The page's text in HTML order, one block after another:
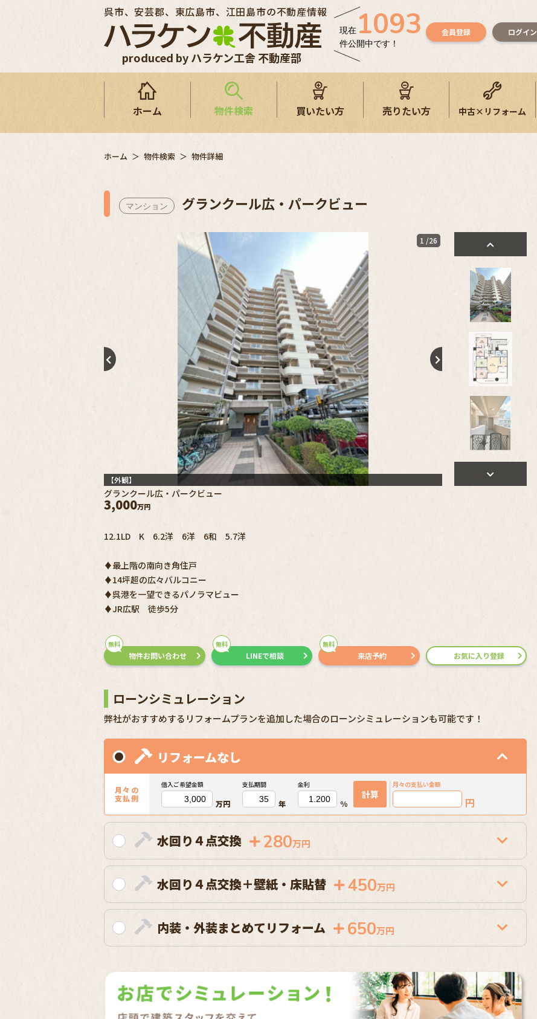
produced by ハラケン工舎 不動産部
呉市、安芸郡、東広島市、江田島市の不動産情報
現在 1093
件公開中です！
会員登録 ログイン
ホーム 物件検索 買いたい方 売りたい方 中古×リフォーム
ホーム 物件検索 物件詳細
マンション グランクール広・パークビュー
1 /26
【外観】
グランクール広・パークビュー
3,000万円
12.1LD K 6.2洋 6洋 6和 5.7洋
♦最上階の南向き角住戸
♦14坪超の広々バルコニー
♦呉港を一望できるパノラマビュー
♦JR広駅 徒歩5分
無料
物件お問い合わせ
無料
LINEで相談
無料
来店予約 お気に入り登録
ローンシミュレーション
弊社がおすすめするリフォームプランを追加した場合のローンシミュレーションも可能です！
リフォームなし
月々の
支払例
借入ご希望金額
万円
支払期間
年
金利
%
計算
月々の支払い金額
円
水回り４点交換 280万円
水回り４点交換＋壁紙・床貼替 450万円
内装・外装まとめてリフォーム 650万円